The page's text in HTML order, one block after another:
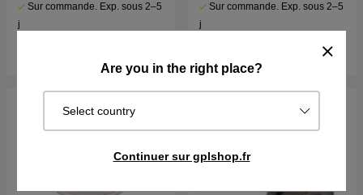
Are you in the right place?
Select country
Continuer sur gplshop.fr
Sur commande. Exp. sous 2–5
j
Sur commande. Exp. sous 2–5
j
Acheter